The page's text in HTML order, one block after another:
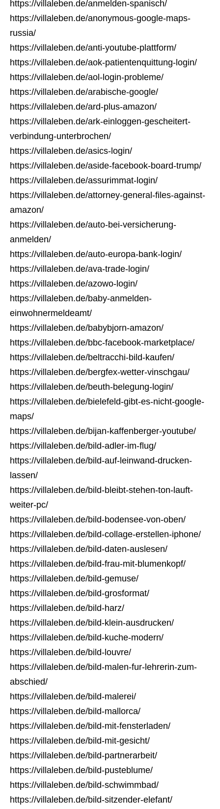
https://villaleben.de/anmelden-spanisch/
https://villaleben.de/anonymous-google-maps-
russia/
https://villaleben.de/anti-youtube-plattform/
https://villaleben.de/aok-patientenquittung-login/
https://villaleben.de/aol-login-probleme/
https://villaleben.de/arabische-google/
https://villaleben.de/ard-plus-amazon/
https://villaleben.de/ark-einloggen-gescheitert-
verbindung-unterbrochen/
https://villaleben.de/asics-login/
https://villaleben.de/aside-facebook-board-trump/
https://villaleben.de/assurimmat-login/
https://villaleben.de/attorney-general-files-against-
amazon/
https://villaleben.de/auto-bei-versicherung-
anmelden/
https://villaleben.de/auto-europa-bank-login/
https://villaleben.de/ava-trade-login/
https://villaleben.de/azowo-login/
https://villaleben.de/baby-anmelden-
einwohnermeldeamt/
https://villaleben.de/babybjorn-amazon/
https://villaleben.de/bbc-facebook-marketplace/
https://villaleben.de/beltracchi-bild-kaufen/
https://villaleben.de/bergfex-wetter-vinschgau/
https://villaleben.de/beuth-belegung-login/
https://villaleben.de/bielefeld-gibt-es-nicht-google-
maps/
https://villaleben.de/bijan-kaffenberger-youtube/
https://villaleben.de/bild-adler-im-flug/
https://villaleben.de/bild-auf-leinwand-drucken-
lassen/
https://villaleben.de/bild-bleibt-stehen-ton-lauft-
weiter-pc/
https://villaleben.de/bild-bodensee-von-oben/
https://villaleben.de/bild-collage-erstellen-iphone/
https://villaleben.de/bild-daten-auslesen/
https://villaleben.de/bild-frau-mit-blumenkopf/
https://villaleben.de/bild-gemuse/
https://villaleben.de/bild-grosformat/
https://villaleben.de/bild-harz/
https://villaleben.de/bild-klein-ausdrucken/
https://villaleben.de/bild-kuche-modern/
https://villaleben.de/bild-louvre/
https://villaleben.de/bild-malen-fur-lehrerin-zum-
abschied/
https://villaleben.de/bild-malerei/
https://villaleben.de/bild-mallorca/
https://villaleben.de/bild-mit-fensterladen/
https://villaleben.de/bild-mit-gesicht/
https://villaleben.de/bild-partnerarbeit/
https://villaleben.de/bild-pusteblume/
https://villaleben.de/bild-schwimmbad/
https://villaleben.de/bild-sitzender-elefant/